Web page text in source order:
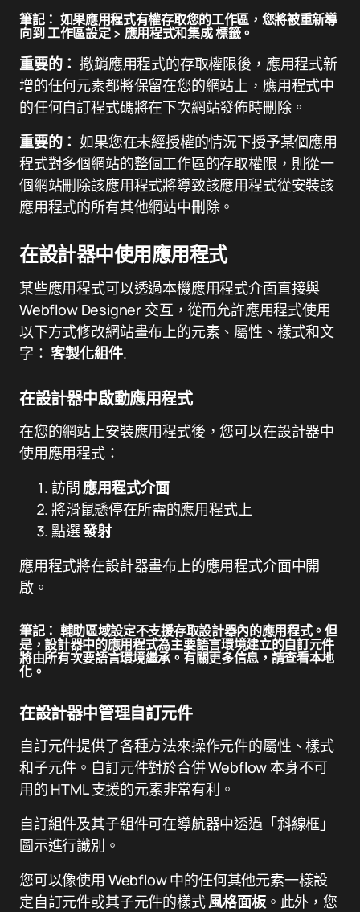
筆記： 如果應用程式有權存取您的工作區，您將被重新導
向到工作區設定> 應用程式和集成標籤。
重要的：撤銷應用程式的存取權限後，應用程式新
增的任何元素都將保留在您的網站上，應用程式中
的任何自訂程式碼將在下次網站發佈時刪除。
重要的：如果您在未經授權的情況下授予某個應用
程式對多個網站的整個工作區的存取權限，則從一
個網站刪除該應用程式將導致該應用程式從安裝該
應用程式的所有其他網站中刪除。
在設計器中使用應用程式
某些應用程式可以透過本機應用程式介面直接與
Webflow Designer 交互，從而允許應用程式使用
以下方式修改網站畫布上的元素、屬性、樣式和文
字： 客製化組件.
在設計器中啟動應用程式
在您的網站上安裝應用程式後，您可以在設計器中
使用應用程式：
訪問應用程式介面
將滑鼠懸停在所需的應用程式上
點選發射
應用程式將在設計器畫布上的應用程式介面中開
啟。
筆記： 輔助區域設定不支援存取設計器內的應用程式。但
是，設計器中的應用程式為主要語言環境建立的自訂元件
將由所有次要語言環境繼承。有關更多信息，請查看本地
化。
在設計器中管理自訂元件
自訂元件提供了各種方法來操作元件的屬性、樣式
和子元件。自訂元件對於合併 Webflow 本身不可
用的 HTML 支援的元素非常有利。
自訂組件及其子組件可在導航器中透過「斜線框」
圖示進行識別。
您可以像使用 Webflow 中的任何其他元素一樣設
定自訂元件或其子元件的樣式風格面板。此外，您